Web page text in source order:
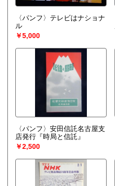
〈パンフ〉テレビはナショナ
ル
￥5,000
〈パンフ〉安田信託名古屋支
店発行『時局と信託』
￥2,500